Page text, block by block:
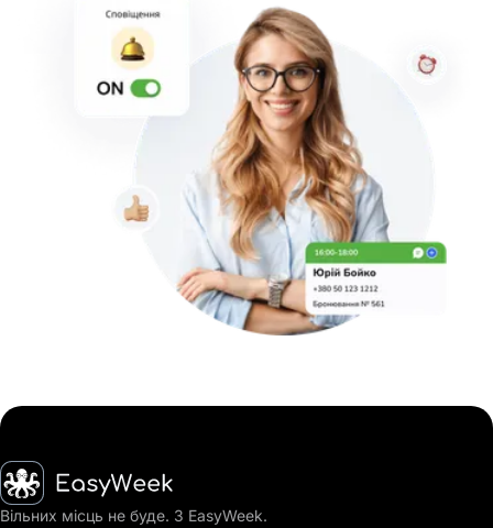
Головна
Вільних місць не буде. З EasyWeek.